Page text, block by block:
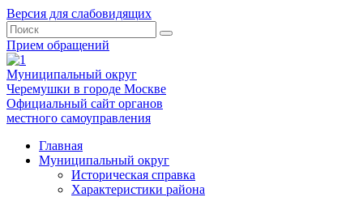
Версия для слабовидящих
Прием обращений
Муниципальный округ
Черемушки в городе Москве
Официальный сайт органов
местного самоуправления
Главная
Муниципальный округ
Историческая справка
Характеристики района